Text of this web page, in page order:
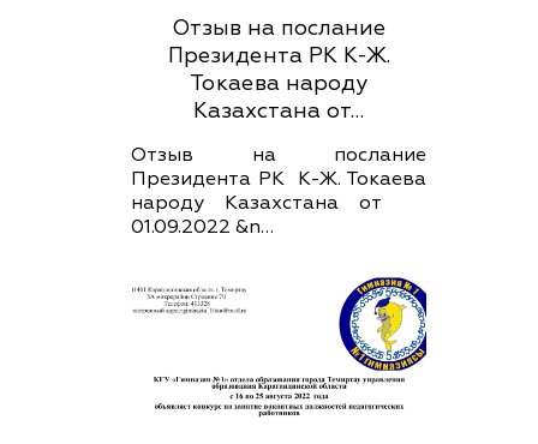
Отзыв на послание
Президента РК К-Ж.
Токаева народу
Казахстана от…
Отзыв на послание
Президента РК К-Ж. Токаева
народу Казахстана от
01.09.2022 &n…